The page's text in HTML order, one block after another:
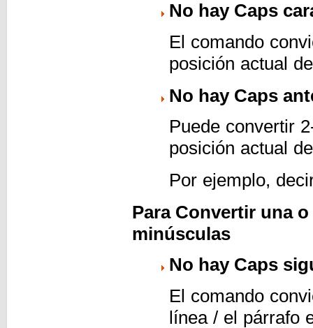
No hay Caps
El comando
posición actual
No hay Caps
Puede convertir
posición actual
Por ejemplo,
Para Convertir una
minúsculas
No hay Caps
El comando
línea / el párrafo